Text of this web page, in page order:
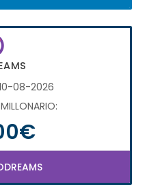
08-2026